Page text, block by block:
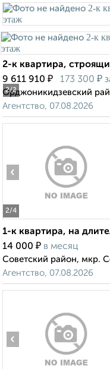
2/2
2-к квартира,
9 611 910 ₽ 173 300 ₽
Орджоникидзевский
Агентство, 07.08.2026
2/4
‹
1-к квартира, на
14 000 ₽ в месяц
Советский район, мкр.
Агентство, 07.08.2026
‹